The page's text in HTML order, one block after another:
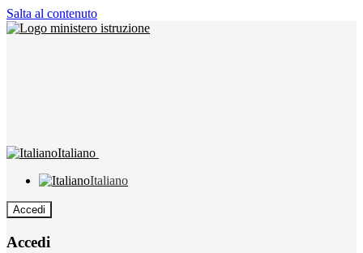
Salta al contenuto
Italiano
Italiano
Accedi
Accedi